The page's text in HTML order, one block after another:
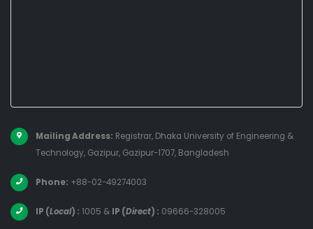
Mailing Address: Registrar, Dhaka University of Engineering &
Technology, Gazipur, Gazipur-1707, Bangladesh
Phone: +88-02-49274003
IP (Local) : 1005 & IP (Direct) : 09666-328005